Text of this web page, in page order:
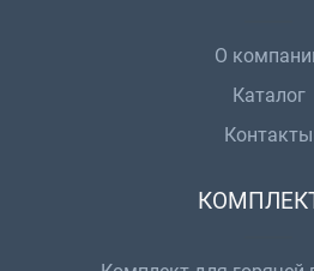
О
Каталог
Контакты